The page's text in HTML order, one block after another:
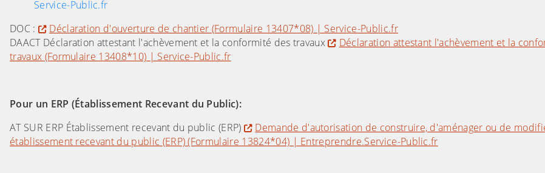
Service-Public.fr
DOC :
Déclaration d'ouverture de chantier (Formulaire 13407*08) | Service-Public.fr
DAACT Déclaration attestant l'achèvement et la conformité des travaux
Déclaration attestant l'achèvement et la
travaux (Formulaire 13408*10) | Service-Public.fr
Pour un ERP (Établissement Recevant du Public):
AT SUR ERP Établissement recevant du public (ERP)
Demande d'autorisation de construire, d'aménager ou de
établissement recevant du public (ERP) (Formulaire 13824*04) | Entreprendre.Service-Public.fr